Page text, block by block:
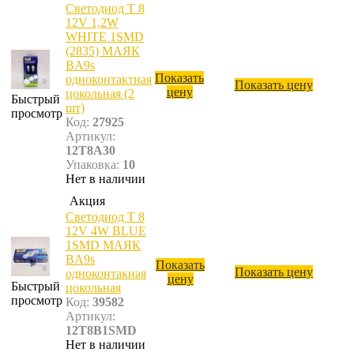
Быстрый
просмотр
Светодиод T 8
12V 1,2W
WHITE 1SMD
(2835) МАЯК
BA9s
одноконтактная
цокольная (2
шт)
Код: 27925
Артикул:
12T8А30
Упаковка: 10
Нет в наличии
Показать
цену
Показать цену
Быстрый
просмотр
Акция
Светодиод T 8
12V 4W BLUE
1SMD МАЯК
BA9s
одноконтакная
цокольная
Код: 39582
Артикул:
12T8B1SMD
Нет в наличии
Показать
цену
Показать цену